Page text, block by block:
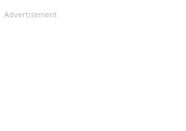
Advertisement